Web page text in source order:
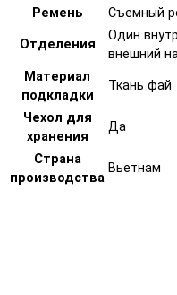
Ремень
Съемный
Отделения
Один
внешний
Материал
подкладки
Ткань фай
Чехол для
хранения
Да
Страна
производства
Вьетнам